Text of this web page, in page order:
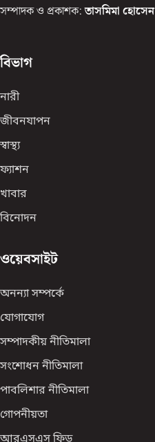
সম্পাদক ও প্রকাশক: তাসমিমা হোসেন
বিভাগ
নারী
জীবনযাপন
স্বাস্থ্য
ফ্যাশন
খাবার
বিনোদন
ওয়েবসাইট
অনন্যা সম্পর্কে
যোগাযোগ
সম্পাদকীয় নীতিমালা
সংশোধন নীতিমালা
পাবলিশার নীতিমালা
গোপনীয়তা
আরএসএস ফিড